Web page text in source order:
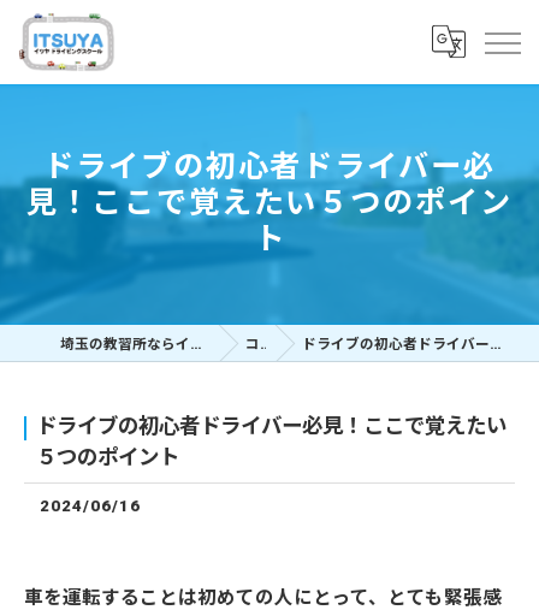
ドライブの初心者ドライバー必
見！ここで覚えたい５つのポイン
ト
埼玉の教習所ならイツヤドライビングスクール コラム ドライブの初心者ドライバー必見！ここで覚えたい５つのポイント
ドライブの初心者ドライバー必見！ここで覚えたい
５つのポイント
2024/06/16
車を運転することは初めての人にとって、とても緊張感